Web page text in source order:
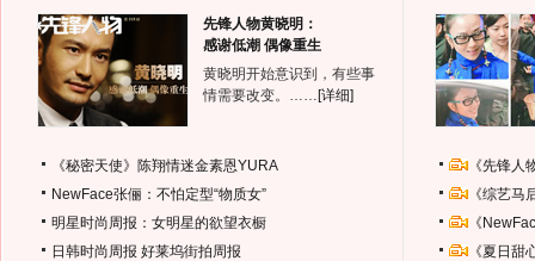
先锋人物黄晓明：
感谢低潮 偶像重生
黄晓明开始意识到，有些事
情需要改变。…… [详细]
《秘密天使》陈翔情迷金素恩YURA
NewFace张俪：不怕定型“物质女”
明星时尚周报：女明星的欲望衣橱
日韩时尚周报 好莱坞街拍周报
《先锋
《综艺
《
《夏日